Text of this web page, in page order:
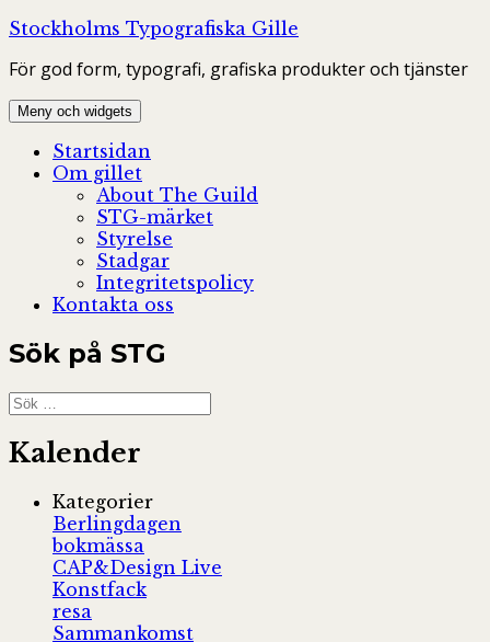
Hoppa
innehåll
Stockholms Typografiska Gille
För god form, typografi, grafiska produkter och tjänster
Meny och widgets
Startsidan
Om gillet
About The Guild
STG-märket
Styrelse
Stadgar
Integritetspolicy
Kontakta oss
Sök på STG
Sök
efter:
Kalender
Kategorier
Berlingdagen
bokmässa
CAP&Design Live
Konstfack
resa
Sammankomst